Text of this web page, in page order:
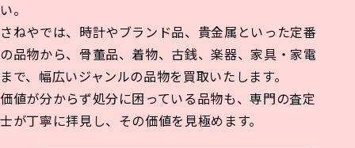
い。
さねやでは、時計やブランド品、貴金属といった定番
の品物から、骨董品、着物、古銭、楽器、家具・家電
まで、幅広いジャンルの品物を買取いたします。
価値が分からず処分に困っている品物も、専門の査定
士が丁寧に拝見し、その価値を見極めます。